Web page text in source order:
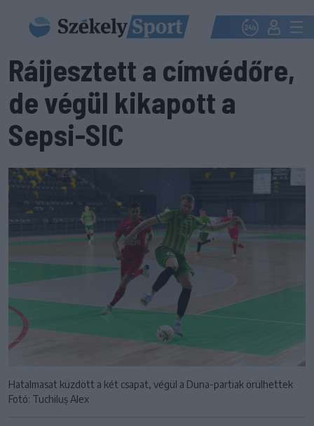
Ráijesztett a címvédőre,
de végül kikapott a
Sepsi-SIC
Hatalmasat küzdött a két csapat, végül a Duna-partiak örülhettek
Fotó: Tuchiluș Alex